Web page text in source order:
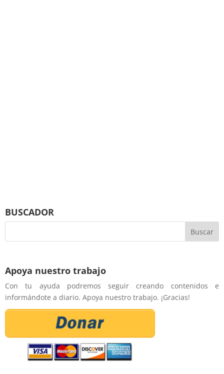
BUSCADOR
Apoya nuestro trabajo
Con tu ayuda podremos seguir creando contenidos e
informándote a diario. Apoya nuestro trabajo. ¡Gracias!